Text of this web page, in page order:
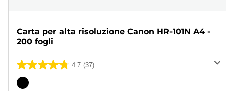
Carta per alta risoluzione Canon HR-101N A4 -
200 fogli
4.7 (37)
4.7
su
Cartuccia